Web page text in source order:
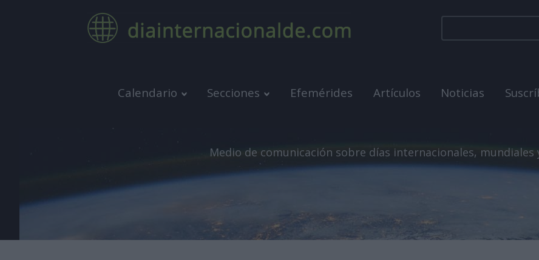
Calendario Secciones Efemérides Artículos Noticias
Medio de comunicación sobre días internacionales, mundiales